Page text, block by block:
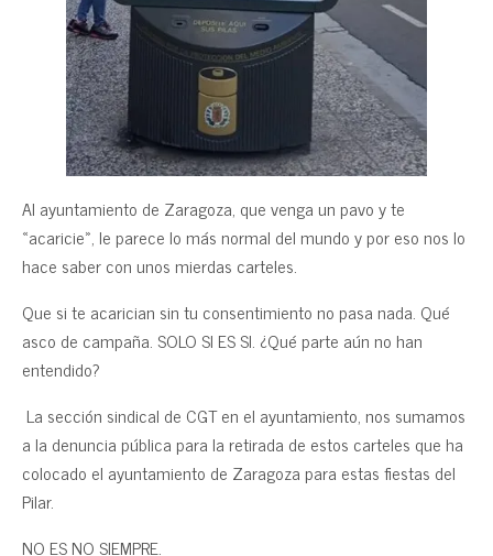
Al ayuntamiento de Zaragoza, que venga un pavo y te
«acaricie», le parece lo más normal del mundo y por eso nos lo
hace saber con unos mierdas carteles.
Que si te acarician sin tu consentimiento no pasa nada. Qué
asco de campaña. SOLO SI ES SI. ¿Qué parte aún no han
entendido?
La sección sindical de CGT en el ayuntamiento, nos sumamos
a la denuncia pública para la retirada de estos carteles que ha
colocado el ayuntamiento de Zaragoza para estas fiestas del
Pilar.
NO ES NO SIEMPRE.